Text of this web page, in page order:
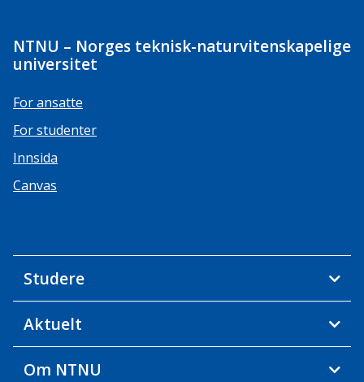
NTNU – Norges teknisk-naturvitenskapelige
universitet
For ansatte
For studenter
Innsida
Canvas
Studere
Aktuelt
Om NTNU